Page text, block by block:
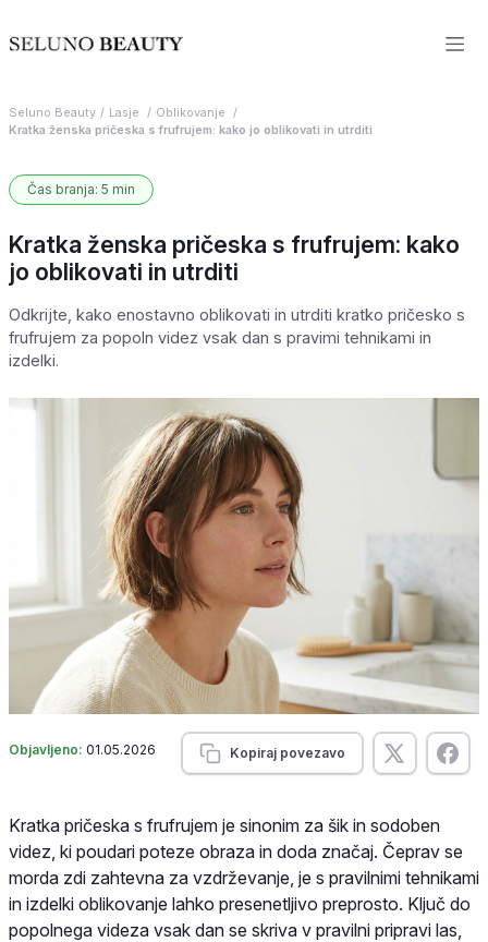
Seluno Beauty Lasje
Oblikovanje
Kratka ženska pričeska s frufrujem: kako jo oblikovati in utrditi
Čas branja: 5 min
Kratka ženska pričeska s frufrujem: kako
jo oblikovati in utrditi
Odkrijte, kako enostavno oblikovati in utrditi kratko pričesko s
frufrujem za popoln videz vsak dan s pravimi tehnikami in
izdelki.
Objavljeno: 01.05.2026 Kopiraj povezavo
Kratka pričeska s frufrujem je sinonim za šik in sodoben
videz, ki poudari poteze obraza in doda značaj. Čeprav se
morda zdi zahtevna za vzdrževanje, je s pravilnimi tehnikami
in izdelki oblikovanje lahko presenetljivo preprosto. Ključ do
popolnega videza vsak dan se skriva v pravilni pripravi las,